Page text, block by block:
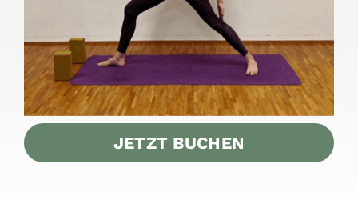
JETZT BUCHEN